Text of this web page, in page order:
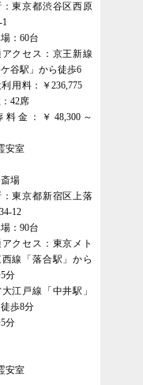
：東京都渋谷区西原
1
：60台
クセス：京王新線
ケ谷駅」から徒歩6
用料：￥236,775
42席
料金：￥48,300～
安室
場
：東京都新宿区上落
12
：90台
クセス：東京メト
西線「落合駅」から
分
江戸線「中井駅」
歩8分
分
安室